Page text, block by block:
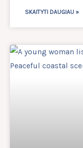
SKAITYTI DAUGIAU »